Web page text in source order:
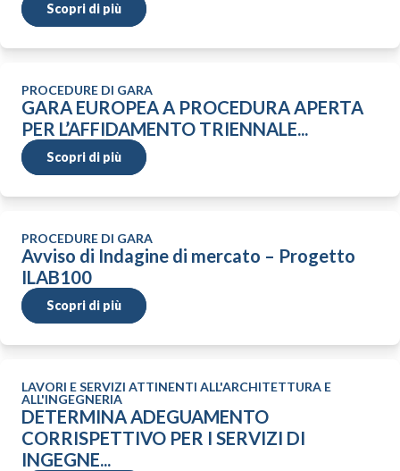
Scopri di più
PROCEDURE DI GARA
GARA EUROPEA A PROCEDURA APERTA
PER L’AFFIDAMENTO TRIENNALE...
Scopri di più
PROCEDURE DI GARA
Avviso di Indagine di mercato – Progetto
ILAB100
Scopri di più
LAVORI E SERVIZI ATTINENTI ALL'ARCHITETTURA E
ALL'INGEGNERIA
DETERMINA ADEGUAMENTO
CORRISPETTIVO PER I SERVIZI DI
INGEGNE...